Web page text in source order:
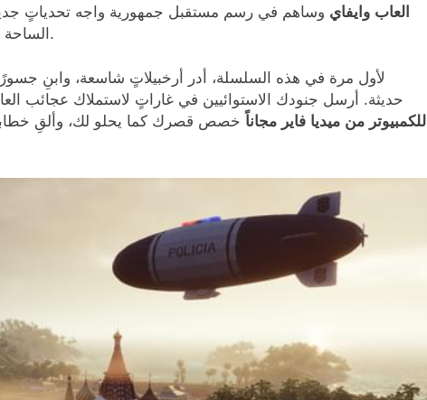
العاب وايفاي وساهم في رسم مستقبل جمهورية واجه تحدياتٍ
الساحة الدولية، وضع احتياجات شعبك نصب عينيك دائمًا.
لأول مرة في هذه السلسلة، أدر أرخبيلاتٍ شاسعة، وابنِ
حديثة. أرسل جنودك الاستوائيين في غاراتٍ لاستملاك عجائب
لعبة Tropico 6 للكمبيوتر من ميديا فاير مجاناً خصص قصرك كما يحلو لك، وألقِ